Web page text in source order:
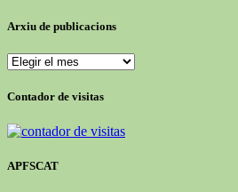
Arxiu de publicacions
Arxiu
publicacions
Contador de visitas
APFSCAT